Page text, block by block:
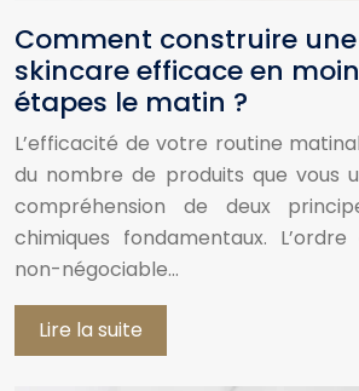
Comment construire
skincare efficace en
étapes le matin ?
L’efficacité de votre routine
du nombre de produits que vous
compréhension de deux
chimiques fondamentaux.
non-négociable…
Lire la suite